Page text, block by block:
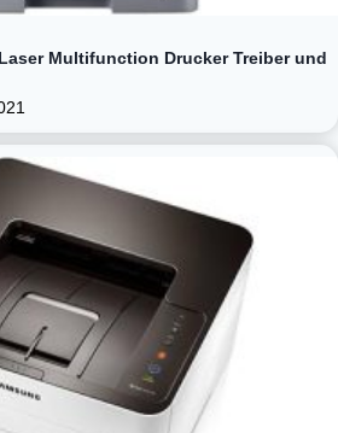
Multifunction Drucker Treiber und